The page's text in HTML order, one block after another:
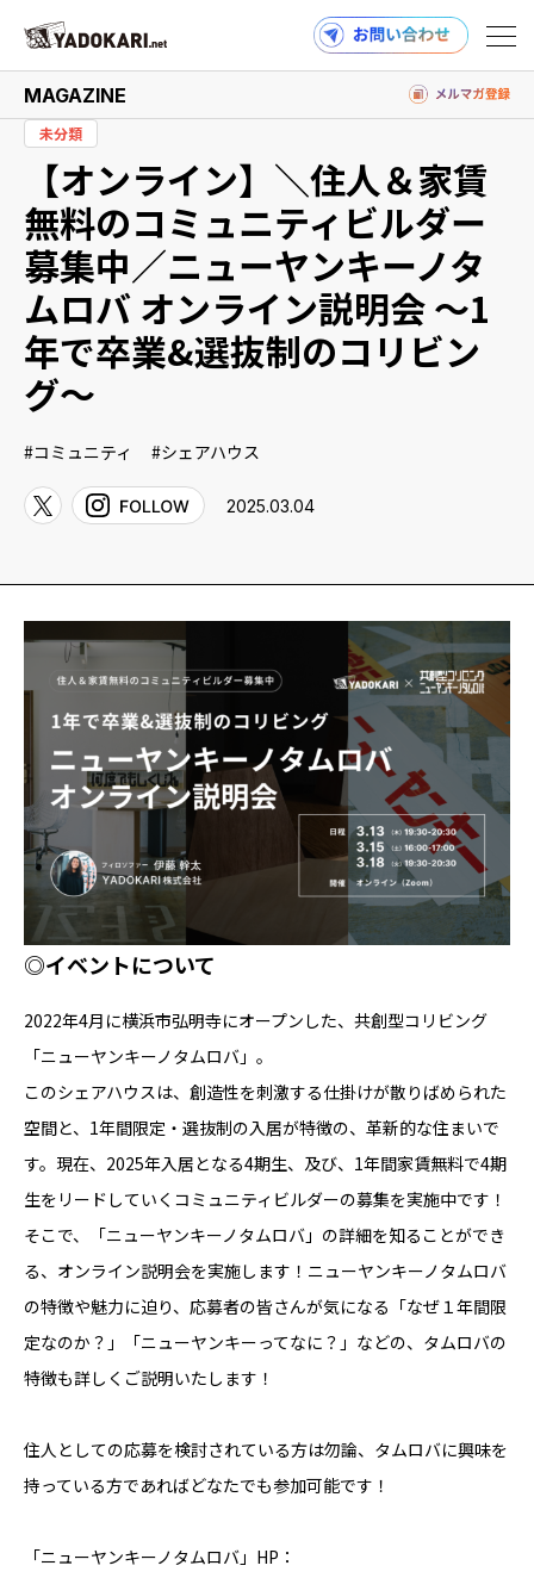
商品検索 読みもの検索
PRODUCTS
MAGAZINE
YADOKARI について
MAGAZINE
未分類
【オンライン】＼住人＆家賃
無料のコミュニティビルダー
募集中／ニューヤンキーノタ
ムロバ オンライン説明会 〜1
年で卒業&選抜制のコリビン
グ〜
コミュニティ シェアハウス
2025.03.04
◎イベントについて
2022年4月に横浜市弘明寺にオープンした、共創型コリビング
「ニューヤンキーノタムロバ」。
このシェアハウスは、創造性を刺激する仕掛けが散りばめられた
空間と、1年間限定・選抜制の入居が特徴の、革新的な住まいで
す。現在、2025年入居となる4期生、及び、1年間家賃無料で4期
生をリードしていくコミュニティビルダーの募集を実施中です！
そこで、「ニューヤンキーノタムロバ」の詳細を知ることができ
る、オンライン説明会を実施します！ニューヤンキーノタムロバ
の特徴や魅力に迫り、応募者の皆さんが気になる「なぜ１年間限
定なのか？」「ニューヤンキーってなに？」などの、タムロバの
特徴も詳しくご説明いたします！
住人としての応募を検討されている方は勿論、タムロバに興味を
持っている方であればどなたでも参加可能です！
「ニューヤンキーノタムロバ」HP：